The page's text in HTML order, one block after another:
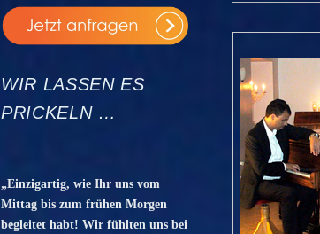
WIR LASSEN ES
PRICKELN …
„Einzigartig, wie Ihr uns vom
Mittag bis zum frühen Morgen
begleitet habt! Wir fühlten uns bei